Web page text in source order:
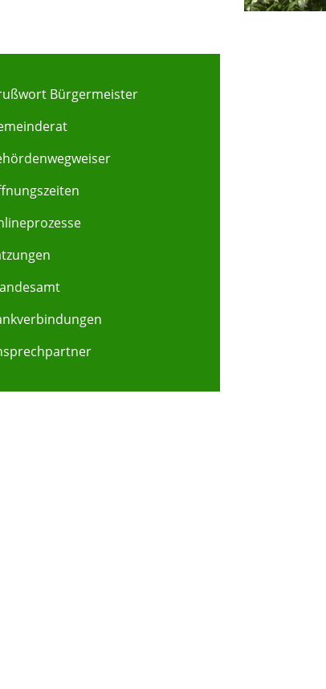
Bürgermeister